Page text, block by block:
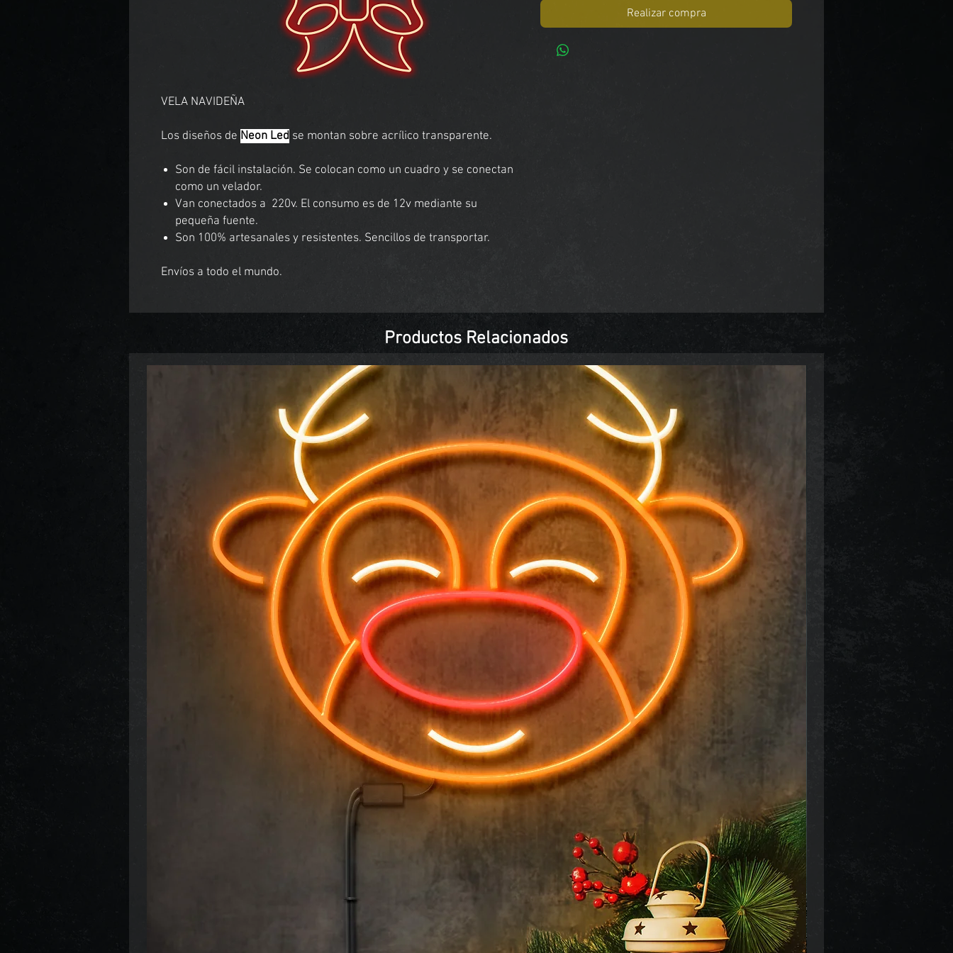
VELA NAVIDEÑA
Los diseños de Neon Led se montan sobre acrílico transparente.
Son de fácil instalación. Se colocan como un cuadro y se conectan
como un velador.
Van conectados a 220v. El consumo es de 12v mediante su
pequeña fuente.
Son 100% artesanales y resistentes. Sencillos de transportar.
Envíos a todo el mundo.
Realizar compra
Productos Relacionados